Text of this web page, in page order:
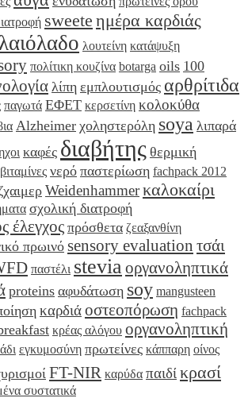
sweete ημέρα καρδιάς
λουτείνη κατάψυξη
πολίτικη κουζίνα botarga oils 100
λίπη εμπλουτισμός αρθρίτιδα
παγωτά ΕΦΕΤ κερσετίνη κολοκύθα
Alzheimer χοληστερόλη soya λιπαρά
καφές διαβήτης θερμική
νερό παστερίωση fachpack 2012
Weidenhammerκαλοκαίρι
σχολική διατροφή
έλεγχος πρόσθετα ζεαξανθίνη
πρωινόsensory evaluation τσάι
παστέλι stevia οργανοληπτικά
proteins αφυδάτωση soy mangusteen
καρδιάοστεοπόρωση fachpack
κρέας αλόγου οργανοληπτική
εγκυμοσύνη πρωτείνες κάππαρη οίνος
FT-NIR καρύδα παιδί κρασί
συστατικά